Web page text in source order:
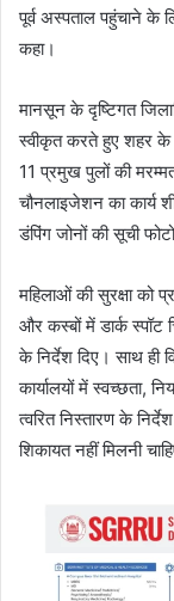
पूर्व अस्पताल पहुंचाने के
कहा।
मानसून के दृष्टिगत
स्वीकृत करते हुए शहर के
11 प्रमुख पुलों की
चौनलाइजेशन का कार्य
डंपिंग जोनों की सूची
महिलाओं की सुरक्षा को
और कस्बों में डार्क स्पॉट
के निर्देश दिए। साथ ही
कार्यालयों में स्वच्छता,
त्वरित निस्तारण के
शिकायत नहीं मिलनी